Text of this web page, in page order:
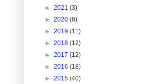
► 2021 (3)
► 2020 (8)
► 2019 (11)
► 2018 (12)
► 2017 (12)
► 2016 (18)
► 2015 (40)